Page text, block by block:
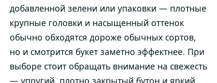
добавленной зелени или упаковки — плотные
крупные головки и насыщенный оттенок
обычно обходятся дороже обычных сортов,
но и смотрится букет заметно эффектнее. При
выборе стоит обращать внимание на свежесть
— упругий, плотно закрытый бутон и яркий,